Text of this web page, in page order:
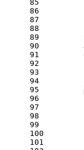
85
86
87
88
89
90
91
92
93
94
95
96
97
98
99
100
101